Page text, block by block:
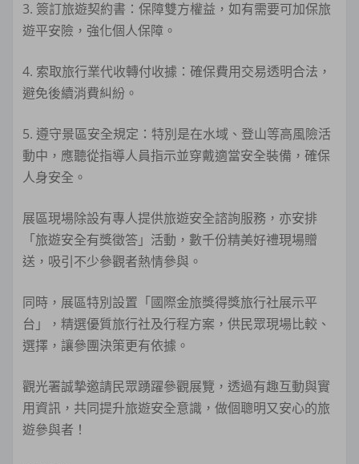
3. 簽訂旅遊契約書：保障雙方權益，如有需要可加保旅
遊平安險，強化個人保障。
4. 索取旅行業代收轉付收據：確保費用交易透明合法，
避免後續消費糾紛。
5. 遵守景區安全規定：特別是在水域、登山等高風險活
動中，應聽從指導人員指示並穿戴適當安全裝備，確保
人身安全。
展區現場除設有專人提供旅遊安全諮詢服務，亦安排
「旅遊安全有獎徵答」活動，數千份精美好禮現場贈
送，吸引不少參觀者熱情參與。
同時，展區特別設置「國際金旅獎得獎旅行社展示平
台」，精選優質旅行社及行程方案，供民眾現場比較、
選擇，讓參團決策更有依據。
觀光署誠摯邀請民眾踴躍參觀展覽，透過有趣互動與實
用資訊，共同提升旅遊安全意識，做個聰明又安心的旅
遊參與者！